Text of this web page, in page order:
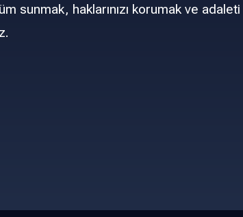
sunmak, haklarınızı korumak ve